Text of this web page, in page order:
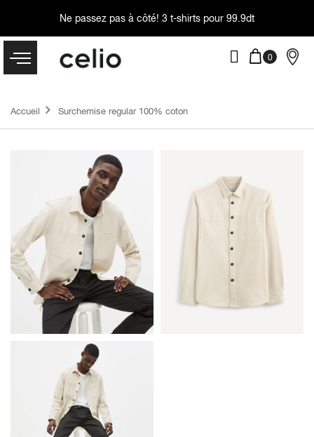
Ne passez pas à côté! 3 t-shirts pour 99.9dt
Accueil Surchemise regular 100% coton